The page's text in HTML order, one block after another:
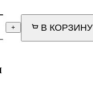
+ В КОРЗИНУ